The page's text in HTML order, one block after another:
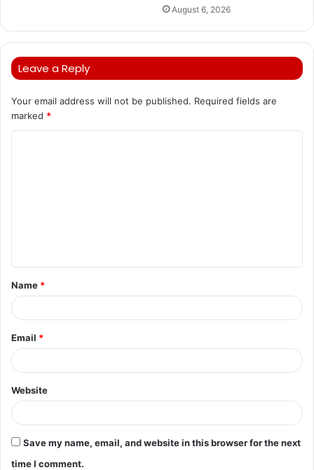
August 6, 2026
Leave a Reply
Your email address will not be published. Required fields are
marked *
t
*
Name *
Email *
Website
Save my name, email, and website in this browser for the next
time I comment.